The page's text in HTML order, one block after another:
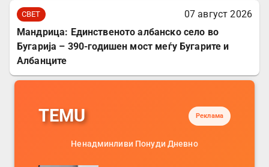
СВЕТ
07 август 2026
Мандрица: Единственото албанско село во
Бугарија – 390-годишен мост меѓу Бугарите и
Албанците
TEMU Реклама
Ненадминливи Понуди Дневно